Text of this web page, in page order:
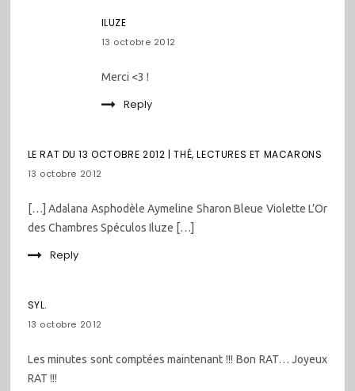
ILUZE
13 octobre 2012
Merci <3 !
Reply
LE RAT DU 13 OCTOBRE 2012 | THÉ, LECTURES ET MACARONS
13 octobre 2012
[…] Adalana Asphodèle Aymeline Sharon Bleue Violette L’Or
des Chambres Spéculos Iluze […]
Reply
SYL.
13 octobre 2012
Les minutes sont comptées maintenant !!! Bon RAT… Joyeux
RAT !!!